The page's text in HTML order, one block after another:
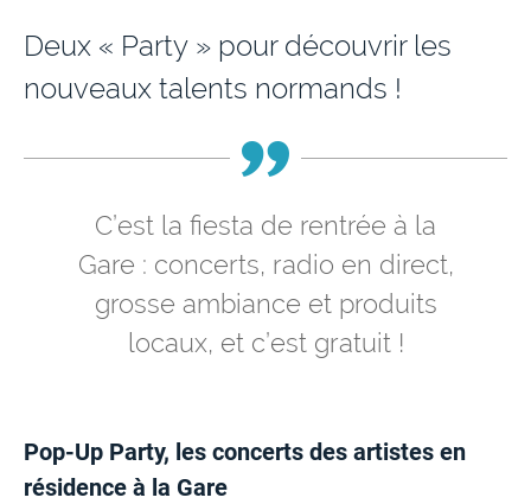
Deux « Party » pour découvrir les
nouveaux talents normands !
C’est la fiesta de rentrée à la
Gare : concerts, radio en direct,
grosse ambiance et produits
locaux, et c’est gratuit !
Pop-Up Party, les concerts des artistes en
résidence à la Gare